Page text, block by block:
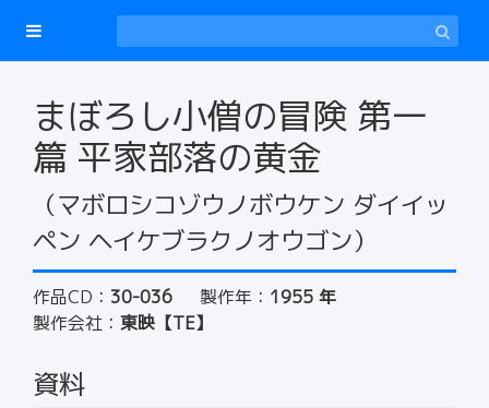
まぼろし小僧の冒険 第一
篇 平家部落の黄金
（マボロシコゾウノボウケン ダイイッ
ペン ヘイケブラクノオウゴン）
作品CD： 30-036 製作年： 1955 年
製作会社： 東映【TE】
資料